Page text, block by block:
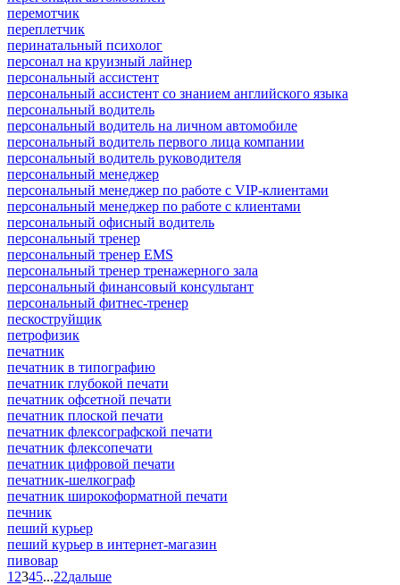
перемотчик
переплетчик
перинатальный психолог
персонал на круизный лайнер
персональный ассистент
персональный ассистент со знанием английского языка
персональный водитель
персональный водитель на личном автомобиле
персональный водитель первого лица компании
персональный водитель руководителя
персональный менеджер
персональный менеджер по работе с VIP-клиентами
персональный менеджер по работе с клиентами
персональный офисный водитель
персональный тренер
персональный тренер EMS
персональный тренер тренажерного зала
персональный финансовый консультант
персональный фитнес-тренер
пескоструйщик
петрофизик
печатник
печатник в типографию
печатник глубокой печати
печатник офсетной печати
печатник плоской печати
печатник флексографской печати
печатник флексопечати
печатник цифровой печати
печатник-шелкограф
печатник широкоформатной печати
печник
пеший курьер
пеший курьер в интернет-магазин
пивовар
1 2345...22дальше